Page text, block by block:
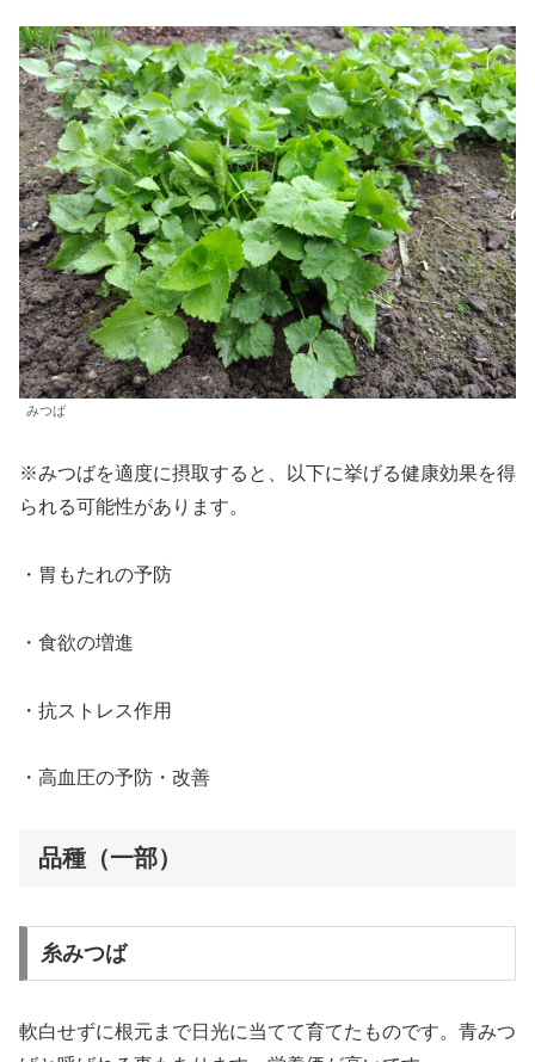
みつば
※みつばを適度に摂取すると、以下に挙げる健康効果を得
られる可能性があります。
・胃もたれの予防
・食欲の増進
・抗ストレス作用
・高血圧の予防・改善
品種（一部）
糸みつば
軟白せずに根元まで日光に当てて育てたものです。青みつ